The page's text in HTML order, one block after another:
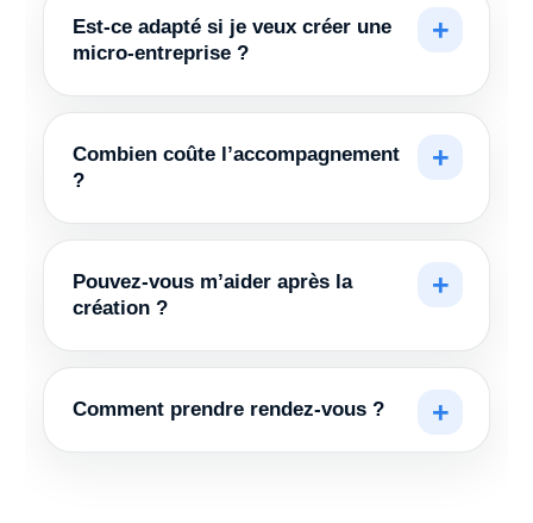
Est-ce adapté si je veux créer une
micro-entreprise ?
Combien coûte l’accompagnement
?
Pouvez-vous m’aider après la
création ?
Comment prendre rendez-vous ?